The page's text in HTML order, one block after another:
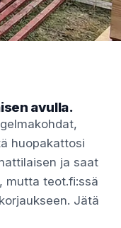
avulla.
huopakattosi
ja saat
mutta teot.fi:ssä
Jätä